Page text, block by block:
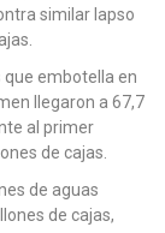
similar lapso
que embotella en
llegaron a 67,7
al primer
de cajas.
de aguas
de cajas,